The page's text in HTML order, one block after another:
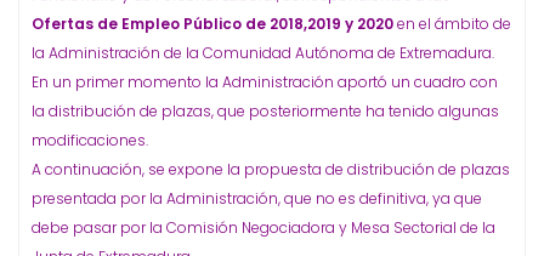
Ofertas de Empleo Público de 2018,2019 y 2020en el ámbito de
la Administración de la Comunidad Autónoma de Extremadura.
En un primer momento la Administración aportó un cuadro con
la distribución de plazas, que posteriormente ha tenido algunas
modificaciones.
A continuación, se expone la propuesta de distribución de plazas
presentada por la Administración, que no es definitiva, ya que
debe pasar por la Comisión Negociadora y Mesa Sectorial de la